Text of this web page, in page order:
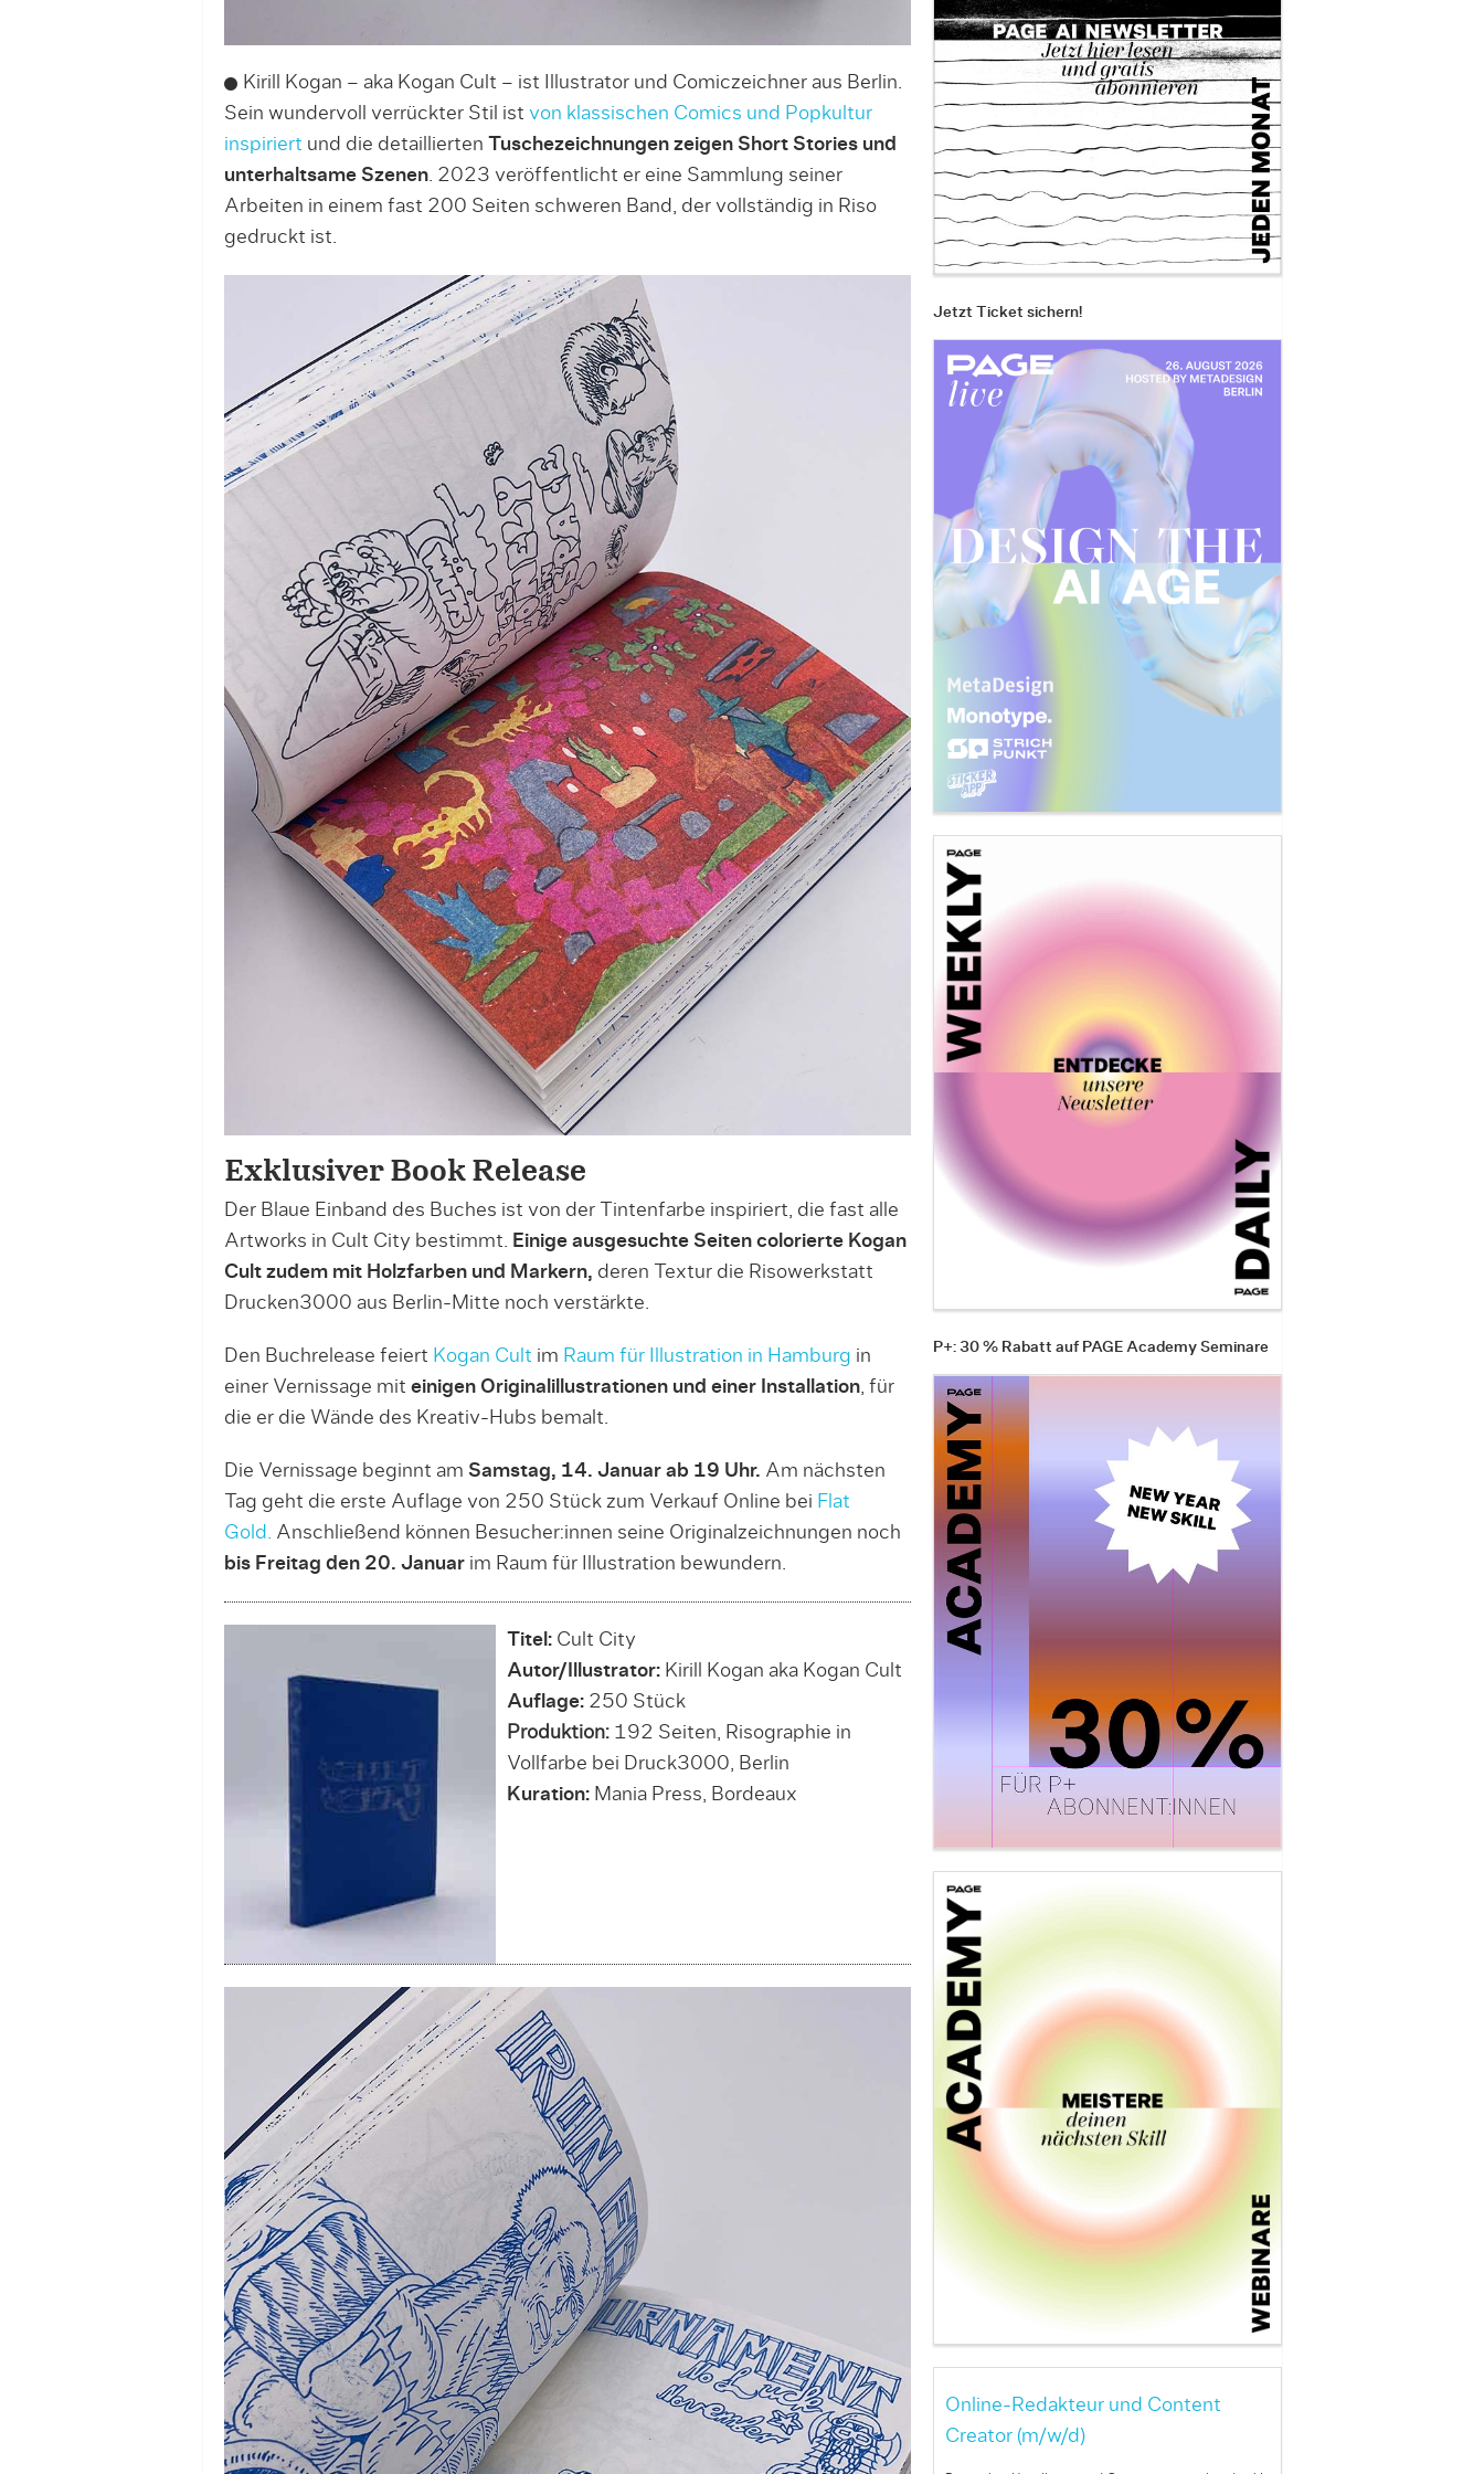
Kirill Kogan – aka Kogan Cult – ist Illustrator und Comiczeichner aus Berlin.
Sein wundervoll verrückter Stil ist von klassischen Comics und Popkultur
inspiriert und die detaillierten
Tuschezeichnungen zeigen Short Stories und
unterhaltsame Szenen. 2023 veröffentlicht er eine Sammlung seiner
Arbeiten in einem fast 200 Seiten schweren Band, der vollständig in Riso
gedruckt ist.
Exklusiver Book Release
Der Blaue Einband des Buches ist von der Tintenfarbe inspiriert, die fast alle
Artworks in Cult City bestimmt. Einige ausgesuchte Seiten colorierte Kogan
Cult zudem mit Holzfarben und Markern, deren Textur die Risowerkstatt
Drucken3000 aus Berlin-Mitte noch verstärkte.
Den Buchrelease feiert Kogan Cult im Raum für Illustration in Hamburg in
einer Vernissage mit einigen Originalillustrationen und einer Installation, für
die er die Wände des Kreativ-Hubs bemalt.
Die Vernissage beginnt am Samstag, 14. Januar ab 19 Uhr. Am nächsten
Tag geht die erste Auflage von 250 Stück zum Verkauf Online bei Flat
Gold. Anschließend können Besucher:innen seine Originalzeichnungen noch
bis Freitag den 20. Januarim Raum für Illustration bewundern.
Titel:Cult City
Autor/Illustrator:Kirill Kogan aka Kogan Cult
Auflage:250 Stück
Produktion:192 Seiten, Risographie in
Vollfarbe bei Druck3000, Berlin
Kuration:Mania Press, Bordeaux
Jetzt Ticket sichern!
P+: 30 % Rabatt auf PAGE Academy Seminare
Online-Redakteur und Content
Creator (m/w/d)